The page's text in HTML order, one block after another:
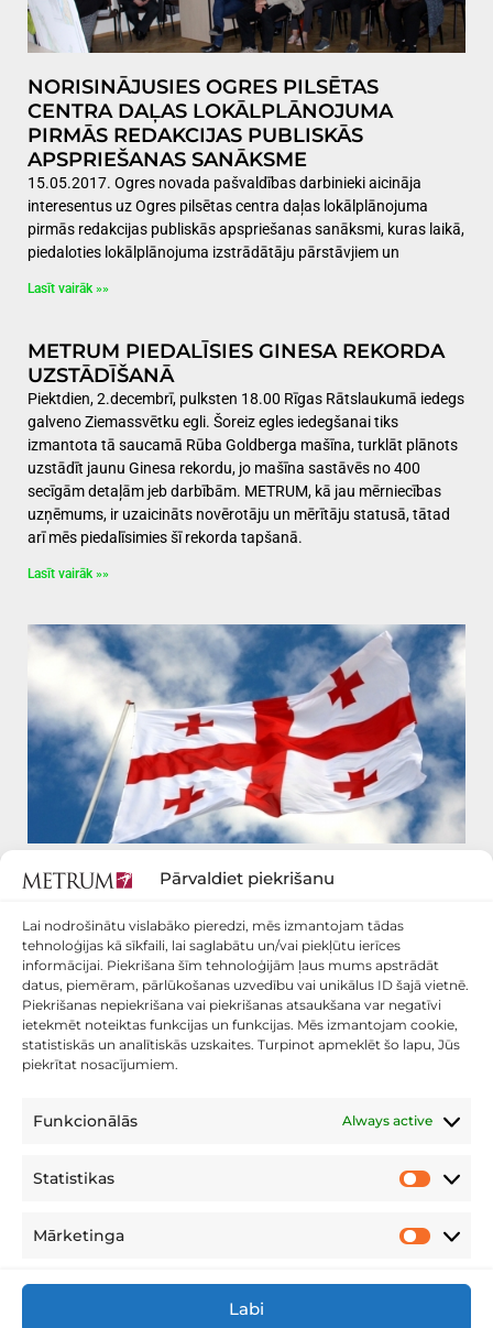
Pārvaldiet piekrišanu
Lai nodrošinātu vislabāko pieredzi, mēs izmantojam tādas
tehnoloģijas kā sīkfaili, lai saglabātu un/vai piekļūtu ierīces
informācijai. Piekrišana šīm tehnoloģijām ļaus mums apstrādāt
datus, piemēram, pārlūkošanas uzvedību vai unikālus ID šajā vietnē.
Piekrišanas nepiekrišana vai piekrišanas atsaukšana var negatīvi
ietekmēt noteiktas funkcijas un funkcijas. Mēs izmantojam cookie,
statistiskās un analītiskās uzskaites. Turpinot apmeklēt šo lapu, Jūs
piekrītat nosacījumiem.
Funkcionālās Always active
Statistikas Statistikas
Mārketinga
Labi
NORISINĀJUSIES OGRES PILSĒTAS
CENTRA DAĻAS LOKĀLPLĀNOJUMA
PIRMĀS REDAKCIJAS PUBLISKĀS
APSPRIEŠANAS SANĀKSME
15.05.2017. Ogres novada pašvaldības darbinieki aicināja
interesentus uz Ogres pilsētas centra daļas lokālplānojuma
pirmās redakcijas publiskās apspriešanas sanāksmi, kuras laikā,
piedaloties lokālplānojuma izstrādātāju pārstāvjiem un
Lasīt vairāk »»
METRUM PIEDALĪSIES GINESA REKORDA
UZSTĀDĪŠANĀ
Piektdien, 2.decembrī, pulksten 18.00 Rīgas Rātslaukumā iedegs
galveno Ziemassvētku egli. Šoreiz egles iedegšanai tiks
izmantota tā saucamā Rūba Goldberga mašīna, turklāt plānots
uzstādīt jaunu Ginesa rekordu, jo mašīna sastāvēs no 400
secīgām detaļām jeb darbībām. METRUM, kā jau mērniecības
uzņēmums, ir uzaicināts novērotāju un mērītāju statusā, tātad
arī mēs piedalīsimies šī rekorda tapšanā.
Lasīt vairāk »»
“METRUM” SĀK SNIEGT MĒRNIECĪBAS
2016. gada augustā, saskaņā ar noslēgto franšīzes līgumu,
darbību Gruzijā ir sācis mērniecības pakalpojumu uzņēmums
“METRUM Georgia”. Šobrīd uzņēmums ir atvēris piecus birojus –
galvaspilsētā Tbilisi, kūrortpilsētā Batumi, Kutaisi, Gori un valsts
austrumu daļā Telavi. Šogad plānots, ka uzņēmumā strādās 42
darbinieki, bet nākamā gada laikā mērniecībā nodarbināto skaits
uzņēmumā varētu pieaugt līdz 150-200 cilvēkiem. Franšīzes
Lasīt vairāk »»
PRIVĀTUMA POLITIKA